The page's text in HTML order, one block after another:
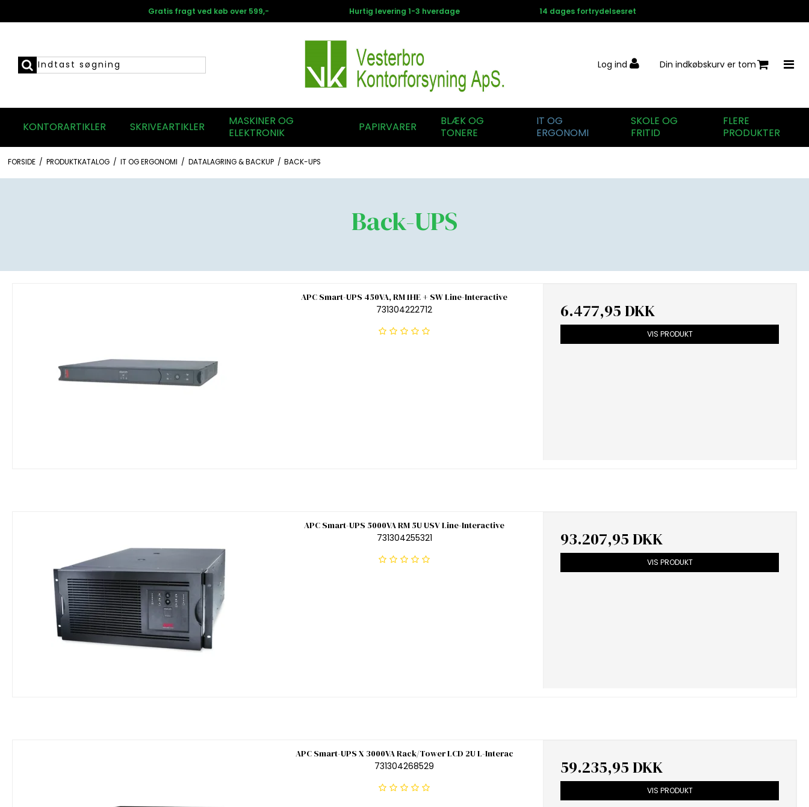
Gratis fragt ved køb over 599,- Hurtig levering 1-3 hverdage 14 dages fortrydelsesret
Log ind Din indkøbskurv er tom
KONTORARTIKLER SKRIVEARTIKLER
MASKINER OG
ELEKTRONIK
PAPIRVARER
BLÆK OG
TONERE
IT OG
ERGONOMI
SKOLE OG
FRITID
FLERE
PRODUKTER
FORSIDE / PRODUKTKATALOG / IT OG ERGONOMI / DATALAGRING & BACKUP / BACK-UPS
Back-UPS
APC Smart-UPS 450VA, RM 1HE + SW Line-Interactive
731304222712
6.477,95 DKK
VIS PRODUKT
APC Smart-UPS 5000VA RM 5U USV Line-Interactive
731304255321
93.207,95 DKK
VIS PRODUKT
APC Smart-UPS X 3000VA Rack/Tower LCD 2U L-Interac
731304268529
59.235,95 DKK
VIS PRODUKT